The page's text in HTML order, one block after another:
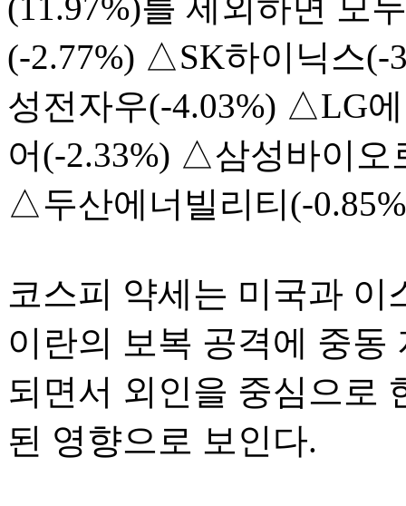
(-2.77%) △SK하이닉스
성전자우(-4.03%) △LG
어(-2.33%) △삼성바이오
△두산에너빌리티(-
코스피 약세는 미국과 이
이란의 보복 공격에 중동
되면서 외인을 중심으로
된 영향으로 보인다.